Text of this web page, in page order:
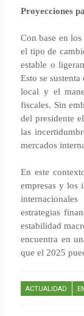
Proyecciones
Con base en
el tipo de
estable o
Esto se
local y el
fiscales. Sin
del presidente
las
mercados
En este
empresas y los
estrategias
estabilidad
encuentra en
que el 2025
ACTUALIDAD